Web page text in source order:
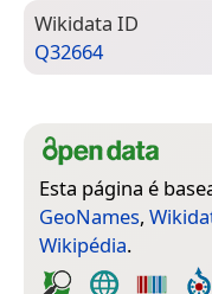
Wiki­data ID
Q32664
Esta página é
GeoNames,
Wikipédia.